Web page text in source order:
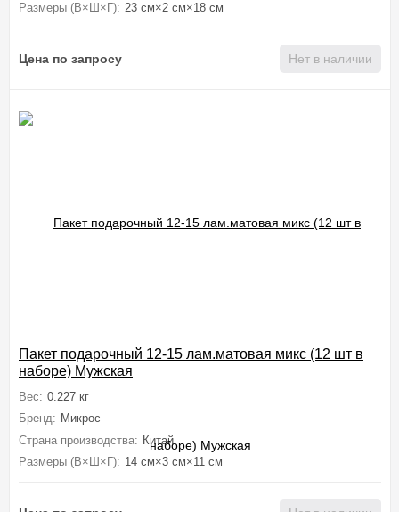
Размеры (В×Ш×Г): 23 см×2 см×18 см
Цена по запросу Нет в наличии
Пакет подарочный 12-15 лам.матовая микс (12 шт в
наборе) Мужская
Вес: 0.227 кг
Бренд: Микрос
Страна производства: Китай
Размеры (В×Ш×Г): 14 см×3 см×11 см